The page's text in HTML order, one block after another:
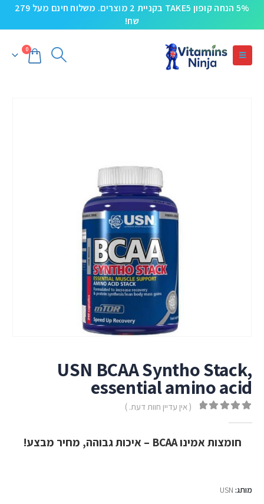
5% הנחה קופון TAKE5 בקניית 2 מוצרים. משלוח חינם מעל 279
שח!
0
USN BCAA Syntho Stack,
essential amino acid
( אין עדיין חוות דעת. )
חומצות אמינו BCAA – איכות גבוהה, מחיר מבצע!
מותג: USN